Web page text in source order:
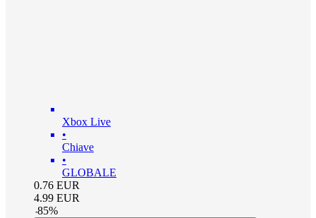
Xbox Live
•
Chiave
•
GLOBALE
0.76 EUR
4.99 EUR
-85%